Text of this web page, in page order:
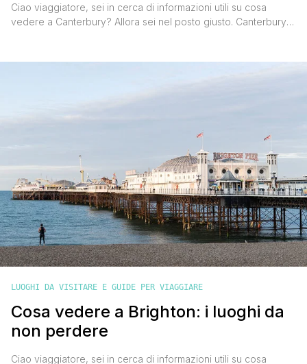
Ciao viaggiatore, sei in cerca di informazioni utili su cosa
vedere a Canterbury? Allora sei nel posto giusto. Canterbury è
perfette da fare in giornata se vuoi staccarti un po’ dalla
LUOGHI DA VISITARE E GUIDE PER VIAGGIARE
Cosa vedere a Brighton: i luoghi da
non perdere
Ciao viaggiatore, sei in cerca di informazioni utili su cosa